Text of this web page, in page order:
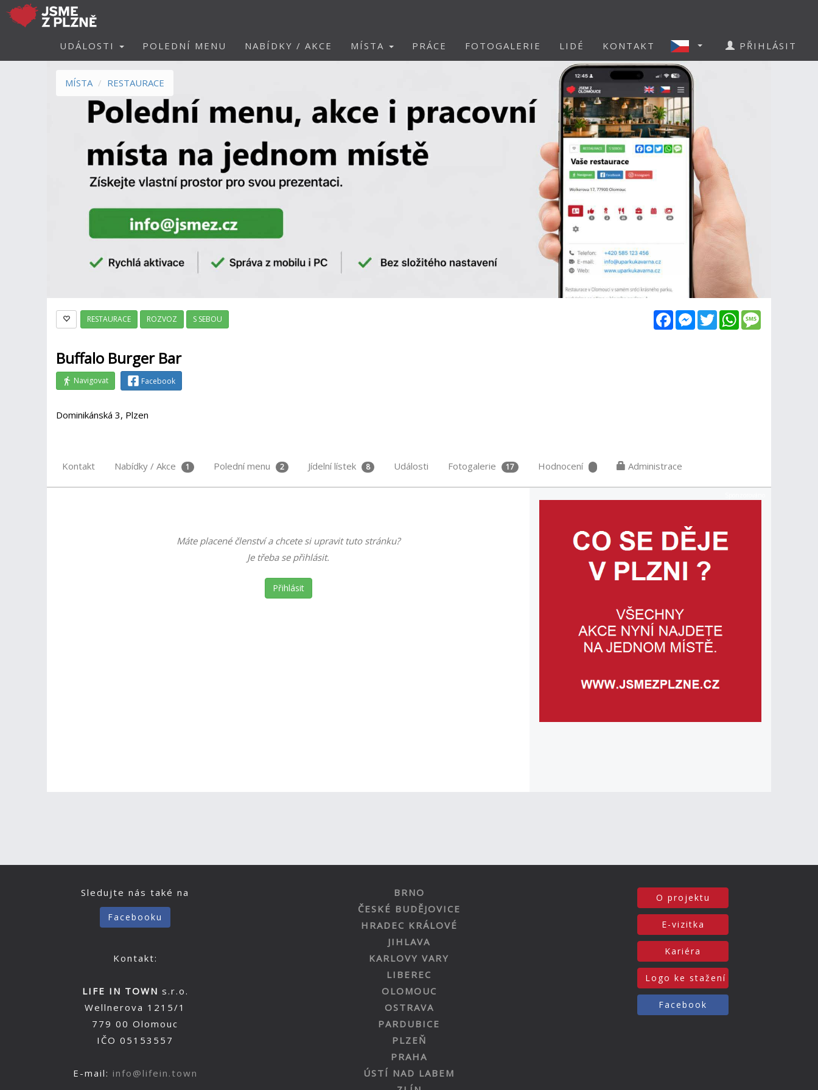
UDÁLOSTI POLEDNÍ MENU NABÍDKY / AKCE MÍSTA PRÁCE FOTOGALERIE LIDÉ KONTAKT PŘIHLÁSIT
MÍSTA RESTAURACE
FacebookMessenger
TwitterWhatsApp
RESTAURACE ROZVOZ S SEBOU
Buffalo Burger Bar
Navigovat Facebook
Dominikánská 3, Plzen
Kontakt Nabídky / Akce 1 Polední menu 2 Jídelní lístek 8 Události Fotogalerie 17 Hodnocení Administrace
Máte placené členství a chcete si upravit tuto stránku?
Je třeba se přihlásit.
Přihlásit
Sledujte nás také na
Facebooku
Kontakt:
LIFE IN TOWN s.r.o.
Wellnerova 1215/1
779 00 Olomouc
IČO 05153557
E-mail: info@lifein.town
BRNO
ČESKÉ BUDĚJOVICE
HRADEC KRÁLOVÉ
JIHLAVA
KARLOVY VARY
LIBEREC
OLOMOUC
OSTRAVA
PARDUBICE
PLZEŇ
PRAHA
ÚSTÍ NAD LABEM
O projektu
E-vizitka
Kariéra
Logo ke stažení
Facebook